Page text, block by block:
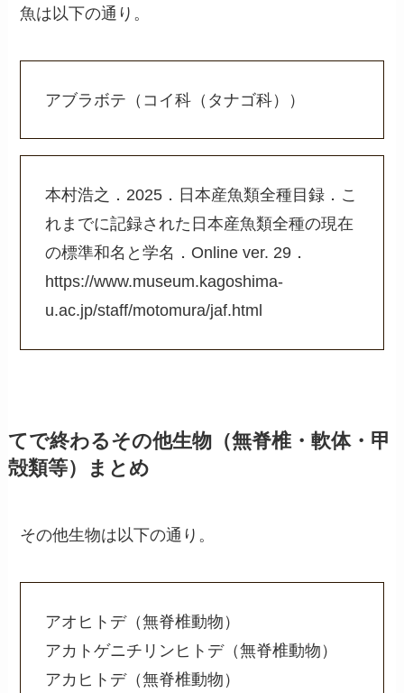
魚は以下の通り。
アブラボテ（コイ科（タナゴ科））
本村浩之．2025．日本産魚類全種目録．こ
れまでに記録された日本産魚類全種の現在
の標準和名と学名．Online ver. 29．
https://www.museum.kagoshima-
u.ac.jp/staff/motomura/jaf.html
てで終わるその他生物（無脊椎・軟体・甲
殻類等）まとめ
その他生物は以下の通り。
アオヒトデ（無脊椎動物）
アカトゲニチリンヒトデ（無脊椎動物）
アカヒトデ（無脊椎動物）